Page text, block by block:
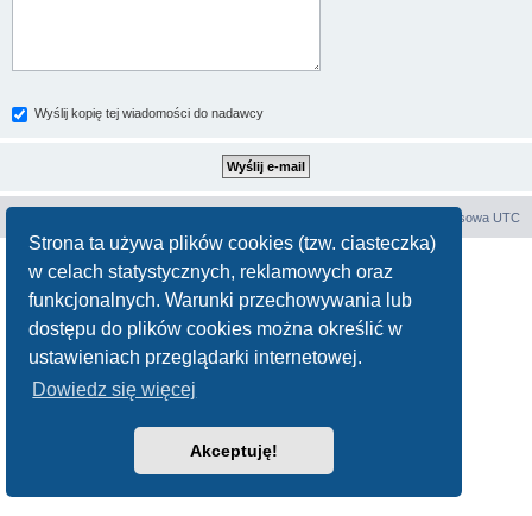
Strona ta używa plików cookies (tzw. ciasteczka)
w celach statystycznych, reklamowych oraz
funkcjonalnych. Warunki przechowywania lub
dostępu do plików cookies można określić w
ustawieniach przeglądarki internetowej.
Dowiedz się więcej
Akceptuję!
Wyślij kopię tej wiadomości do nadawcy
Strefa czasowa UTC
Polski pakiet językowy dostarcza phpBB.pl
Zasady ochrony danych osobowych|Regulamin